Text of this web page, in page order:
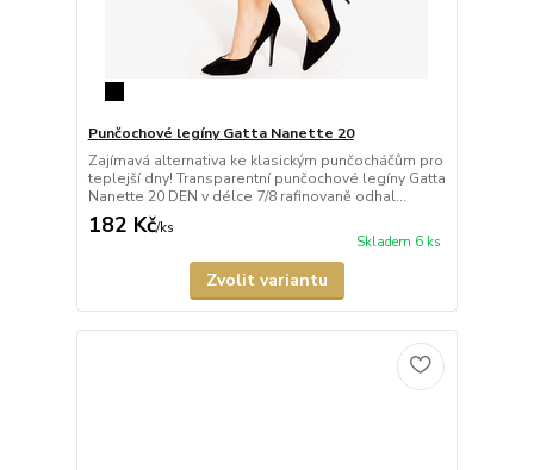
Punčochové legíny Gatta Nanette 20
Zajímavá alternativa ke klasickým punčocháčům pro
teplejší dny! Transparentní punčochové legíny Gatta
Nanette 20 DEN v délce 7/8 rafinovaně odhal...
182 Kč/ks
Skladem 6 ks
Zvolit variantu